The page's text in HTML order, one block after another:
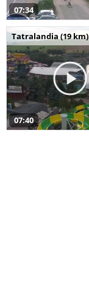
07:34
Tatralandia (19 km)
07:40